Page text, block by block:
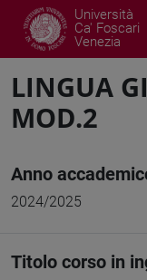
Università
Ca' Foscari
Venezia
LINGUA
MOD.2
Anno
2024/2025
Titolo corso in